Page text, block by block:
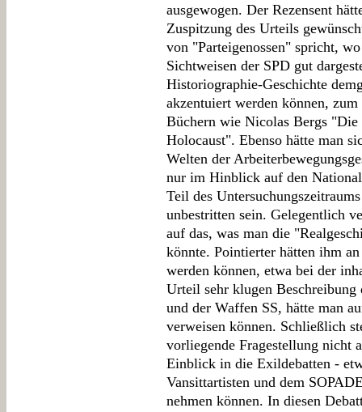
ausgewogen. Der Rezensent
Zuspitzung des Urteils
von "Parteigenossen" spricht,
Sichtweisen der SPD gut
Historiographie-Geschichte
akzentuiert werden können,
Büchern wie Nicolas Bergs
Holocaust". Ebenso hätte man
Welten der
nur im Hinblick auf den
Teil des
unbestritten sein. Gelegentlich
auf das, was man die
könnte. Pointierter hätten ihm
werden können, etwa bei der
Urteil sehr klugen
und der Waffen SS, hätte man
verweisen können. Schließlich
vorliegende Fragestellung nicht
Einblick in die Exildebatten -
Vansittartisten und dem
nehmen können. In diesen